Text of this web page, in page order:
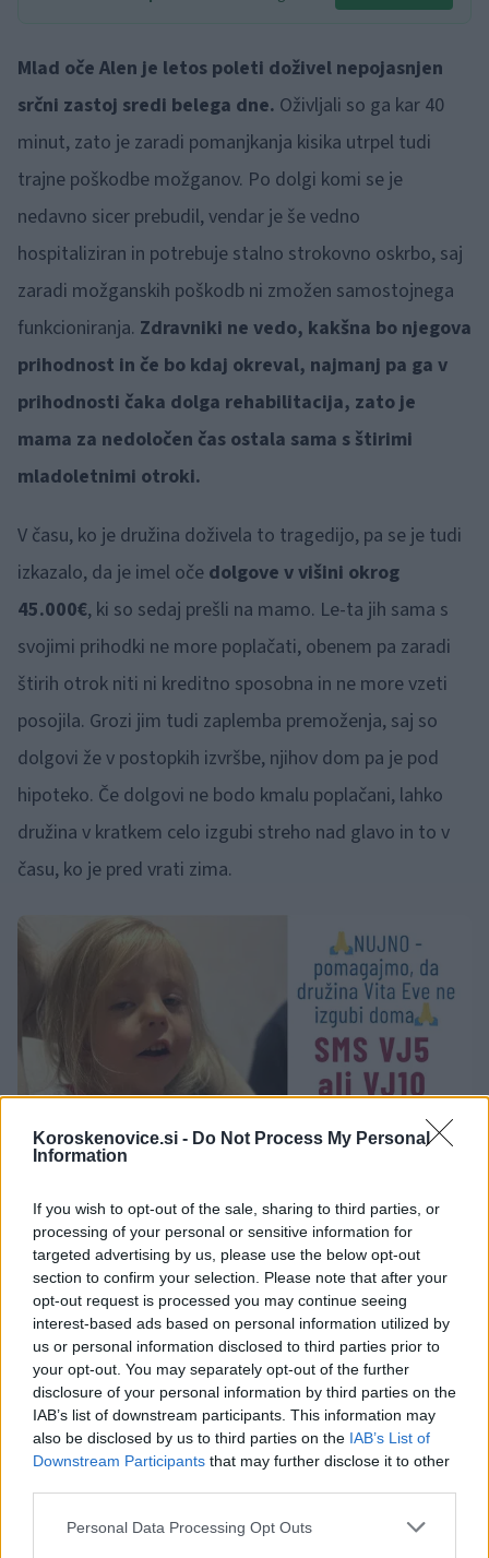
Koroskenovice.si - Do Not Process My Personal
Information
If you wish to opt-out of the sale, sharing to third parties, or
processing of your personal or sensitive information for
targeted advertising by us, please use the below opt-out
section to confirm your selection. Please note that after your
opt-out request is processed you may continue seeing
interest-based ads based on personal information utilized by
us or personal information disclosed to third parties prior to
your opt-out. You may separately opt-out of the further
disclosure of your personal information by third parties on the
IAB’s list of downstream participants. This information may
also be disclosed by us to third parties on the IAB’s List of
Downstream Participants that may further disclose it to other
Please note that this website/app uses one or more Google
Personal Data Processing Opt Outs
Mlad oče Alen je letos poleti doživel nepojasnjen
srčni zastoj sredi belega dne. Oživljali so ga kar 40
minut, zato je zaradi pomanjkanja kisika utrpel tudi
trajne poškodbe možganov. Po dolgi komi se je
nedavno sicer prebudil, vendar je še vedno
hospitaliziran in potrebuje stalno strokovno oskrbo, saj
zaradi možganskih poškodb ni zmožen samostojnega
funkcioniranja. Zdravniki ne vedo, kakšna bo njegova
prihodnost in če bo kdaj okreval, najmanj pa ga v
prihodnosti čaka dolga rehabilitacija, zato je
mama za nedoločen čas ostala sama s štirimi
mladoletnimi otroki.
V času, ko je družina doživela to tragedijo, pa se je tudi
izkazalo, da je imel oče dolgove v višini okrog
45.000€, ki so sedaj prešli na mamo. Le-ta jih sama s
svojimi prihodki ne more poplačati, obenem pa zaradi
štirih otrok niti ni kreditno sposobna in ne more vzeti
posojila. Grozi jim tudi zaplemba premoženja, saj so
dolgovi že v postopkih izvršbe, njihov dom pa je pod
hipoteko. Če dolgovi ne bodo kmalu poplačani, lahko
družina v kratkem celo izgubi streho nad glavo in to v
času, ko je pred vrati zima.
Sem v zelo hudi stiski in vsak dan me je strah, da
bomo izgubili dom. Čeprav sem vložila vse v to, da
bi rešila situacijo z dolgovi, sem nemočna in zato
mi je ostala samo še ta možnost, da prosim ljudi,
da nam pomagajo, da bomo lahko obdržali naš
,« je povedala mama Kristina.